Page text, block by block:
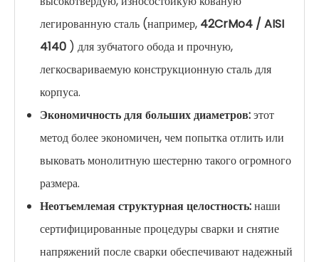
легированную сталь (например, 42CrMo4 / AISI
4140 ) для зубчатого обода и прочную,
легкосвариваемую конструкционную сталь для
корпуса.
Экономичность для больших диаметров:этот
метод более экономичен, чем попытка отлить или
выковать монолитную шестерню такого огромного
размера.
Неотъемлемая структурная целостность:наши
сертифицированные процедуры сварки и снятие
напряжений после сварки обеспечивают надежный